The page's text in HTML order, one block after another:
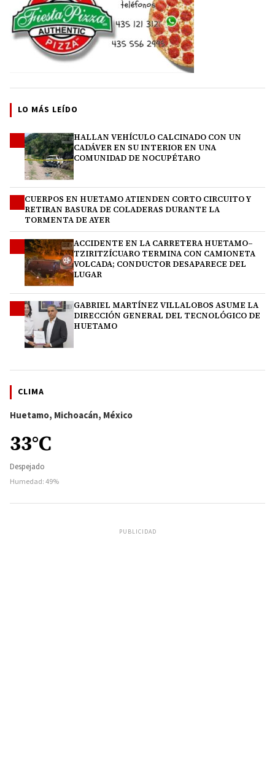
LO MÁS LEÍDO
HALLAN VEHÍCULO CALCINADO CON UN
CADÁVER EN SU INTERIOR EN UNA
COMUNIDAD DE NOCUPÉTARO
CUERPOS EN HUETAMO ATIENDEN CORTO CIRCUITO Y
RETIRAN BASURA DE COLADERAS DURANTE LA
TORMENTA DE AYER
ACCIDENTE EN LA CARRETERA HUETAMO–
TZIRITZÍCUARO TERMINA CON CAMIONETA
VOLCADA; CONDUCTOR DESAPARECE DEL
LUGAR
GABRIEL MARTÍNEZ VILLALOBOS ASUME LA
DIRECCIÓN GENERAL DEL TECNOLÓGICO DE
HUETAMO
CLIMA
Huetamo, Michoacán, México
33°C
Despejado
Humedad: 49%
PUBLICIDAD